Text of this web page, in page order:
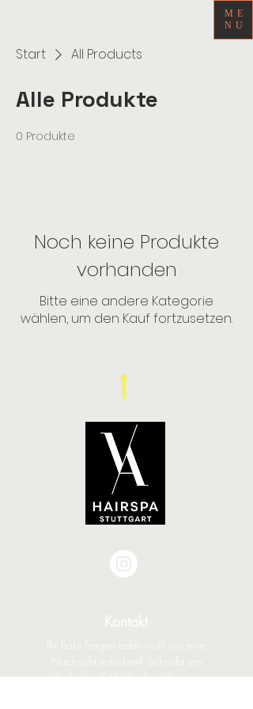
ME
NU
Start All Products
Alle Produkte
0 Produkte
Noch keine Produkte
vorhanden
Bitte eine andere Kategorie
wählen, um den Kauf fortzusetzen.
Kontakt
einfach eine E-Mail oder ruft uns an -